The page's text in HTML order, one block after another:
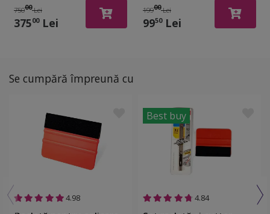
75000Lei
37500Lei
din cărămidă,
dimensiuni 368x254 cm
19900Lei
9950Lei
Se cumpără împreună cu
4.98
Best buy
4.84